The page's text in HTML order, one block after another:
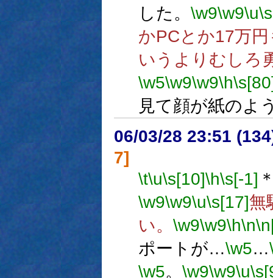
した。 \w9\w9\u
かPCとか17万
いうよりむしろ
\w5\w9\w9\h
見て顔が紙のよ
06/03/28 23:51
7]
\t\u\s[10]\h\s[-1]
\w9\w9\u\s[17]無
い。 \w9\w9\h\n
ポートが…\w5…
\w5。 \w9\w9\u